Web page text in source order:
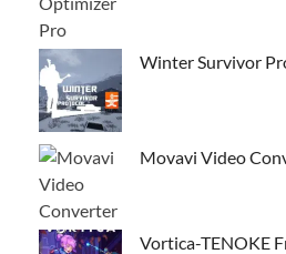
Winter Survivor
Movavi Video
Vortica-TENOKE